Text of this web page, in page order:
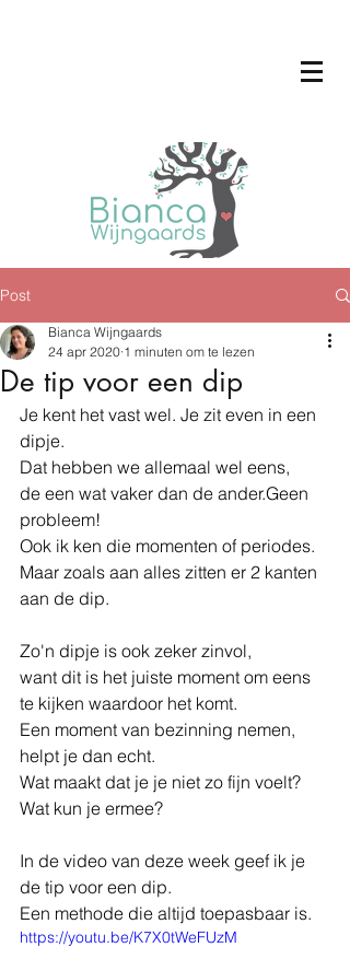
Post
De tip voor een dip
Bianca Wijngaards
24 apr 2020 1 minuten om te lezen
Je kent het vast wel. Je zit even in een
dipje.
Dat hebben we allemaal wel eens,
​de een wat vaker dan de ander.Geen
probleem!
​Ook ik ken die momenten of periodes.
Maar zoals aan alles zitten er 2 kanten
aan de dip.​
Zo'n dipje is ook zeker zinvol,
​want dit is het juiste moment om eens
te kijken waardoor het komt.
​Een moment van bezinning nemen,
helpt je dan echt.
Wat maakt dat je je niet zo fijn voelt?​​​​​
Wat kun je ermee?
In de video van deze week geef ik je
de tip voor een dip.
Een methode die altijd toepasbaar is​.
https://youtu.be/K7X0tWeFUzM